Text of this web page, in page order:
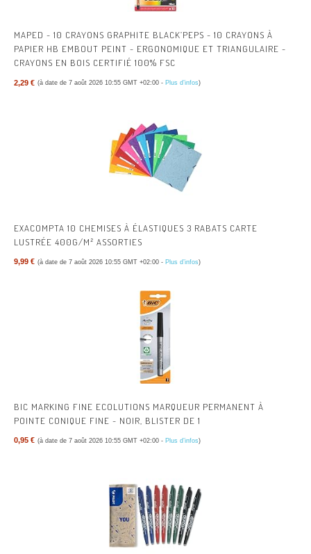
MAPED - 10 CRAYONS GRAPHITE BLACK’PEPS - 10 CRAYONS À
PAPIER HB EMBOUT PEINT - ERGONOMIQUE ET TRIANGULAIRE -
CRAYONS EN BOIS CERTIFIÉ 100% FSC
2,29 € (à date de 7 août 2026 10:55 GMT +02:00 - Plus d’infos)
EXACOMPTA 10 CHEMISES À ÉLASTIQUES 3 RABATS CARTE
LUSTRÉE 400G/M² ASSORTIES
9,99 € (à date de 7 août 2026 10:55 GMT +02:00 - Plus d’infos)
BIC MARKING FINE ECOLUTIONS MARQUEUR PERMANENT À
POINTE CONIQUE FINE - NOIR, BLISTER DE 1
0,95 € (à date de 7 août 2026 10:55 GMT +02:00 - Plus d’infos)